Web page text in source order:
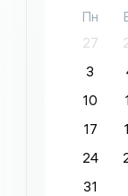
Пн
27
3
10
17
24
31